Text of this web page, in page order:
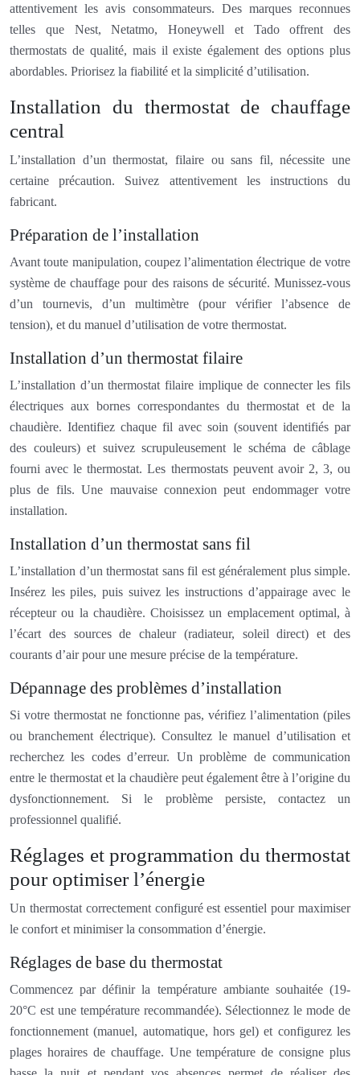
attentivement les avis consommateurs. Des marques reconnues
telles que Nest, Netatmo, Honeywell et Tado offrent des
thermostats de qualité, mais il existe également des options plus
abordables. Priorisez la fiabilité et la simplicité d’utilisation.
Installation du thermostat de chauffage
central
L’installation d’un thermostat, filaire ou sans fil, nécessite une
certaine précaution. Suivez attentivement les instructions du
fabricant.
Préparation de l’installation
Avant toute manipulation, coupez l’alimentation électrique de votre
système de chauffage pour des raisons de sécurité. Munissez-vous
d’un tournevis, d’un multimètre (pour vérifier l’absence de
tension), et du manuel d’utilisation de votre thermostat.
Installation d’un thermostat filaire
L’installation d’un thermostat filaire implique de connecter les fils
électriques aux bornes correspondantes du thermostat et de la
chaudière. Identifiez chaque fil avec soin (souvent identifiés par
des couleurs) et suivez scrupuleusement le schéma de câblage
fourni avec le thermostat. Les thermostats peuvent avoir 2, 3, ou
plus de fils. Une mauvaise connexion peut endommager votre
installation.
Installation d’un thermostat sans fil
L’installation d’un thermostat sans fil est généralement plus simple.
Insérez les piles, puis suivez les instructions d’appairage avec le
récepteur ou la chaudière. Choisissez un emplacement optimal, à
l’écart des sources de chaleur (radiateur, soleil direct) et des
courants d’air pour une mesure précise de la température.
Dépannage des problèmes d’installation
Si votre thermostat ne fonctionne pas, vérifiez l’alimentation (piles
ou branchement électrique). Consultez le manuel d’utilisation et
recherchez les codes d’erreur. Un problème de communication
entre le thermostat et la chaudière peut également être à l’origine du
dysfonctionnement. Si le problème persiste, contactez un
professionnel qualifié.
Réglages et programmation du thermostat
pour optimiser l’énergie
Un thermostat correctement configuré est essentiel pour maximiser
le confort et minimiser la consommation d’énergie.
Réglages de base du thermostat
Commencez par définir la température ambiante souhaitée (19-
20°C est une température recommandée). Sélectionnez le mode de
fonctionnement (manuel, automatique, hors gel) et configurez les
plages horaires de chauffage. Une température de consigne plus